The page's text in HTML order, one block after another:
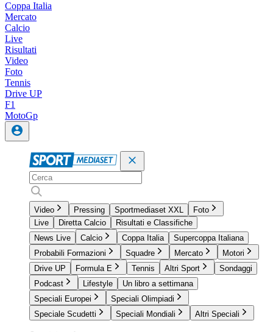
Coppa Italia
Mercato
Calcio
Live
Risultati
Video
Foto
Tennis
Drive UP
F1
MotoGp
Video Pressing Sportmediaset XXL
Foto
Live
Diretta Calcio
Risultati e Classifiche
News Live
Calcio Coppa Italia
Supercoppa Italiana
Probabili Formazioni
Squadre Mercato
Motori
Drive UP
Formula E Tennis Altri Sport
Sondaggi
Podcast
Lifestyle
Un libro a settimana
Speciali Europei
Speciali Olimpiadi
Speciale Scudetti
Speciali Mondiali Altri Speciali